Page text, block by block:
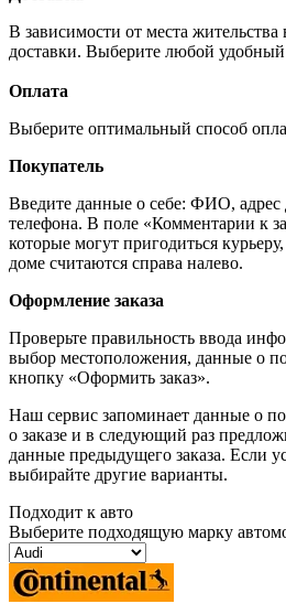
В зависимости от места
доставки. Выберите любой удобный
Оплата
Выберите оптимальный способ
Покупатель
Введите данные о себе: ФИО, адрес
телефона. В поле «Комментарии к
которые могут пригодиться
доме считаются справа налево.
Оформление заказа
Проверьте правильность ввода
выбор местоположения, данные о
кнопку «Оформить заказ».
Наш сервис запоминает данные о
о заказе и в следующий раз
данные предыдущего заказа. Если
выбирайте другие варианты.
Подходит к авто
Выберите подходящую марку